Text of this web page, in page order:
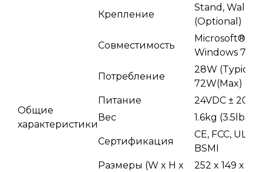
Общие
характеристики
Крепление
Stand, Wall,
(Optional)
Совместимость
Microsoft®
Windows 7/8
Потребление
28W (Typical),
72W(Max)
Питание
24VDC ± 20%
Вес
1.6kg (3.5lbs)
Сертификация
CE, FCC, UL,
BSMI
Размеры (W x H x
252 x 149 x 62